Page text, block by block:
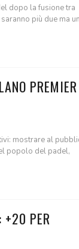
dopo la fusione tra
più due ma un
PREMIER
mostrare al
popolo del padel,
+20 PER